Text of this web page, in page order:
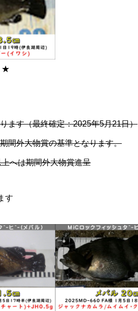
★
ます（最終確定：2025年5月21日）
間外大物賞の基準となります。
へは期間外大物賞進呈
す